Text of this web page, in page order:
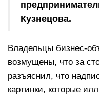
Кузнецова.
Владельцы бизнес-
возмущены, что за
разъяснил, что
картинки, которые